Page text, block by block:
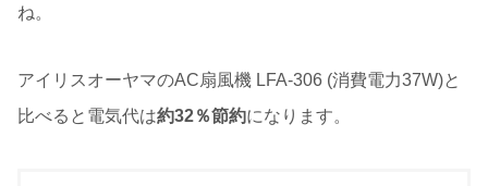
ね。
アイリスオーヤマのAC扇風機 LFA-306 (消費電力37W)と
比べると電気代は約32％節約になります。